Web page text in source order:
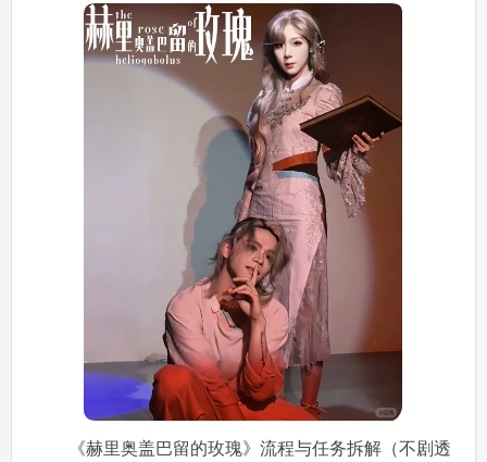
《赫里奥盖巴留的玫瑰》流程与任务拆解（不剧透